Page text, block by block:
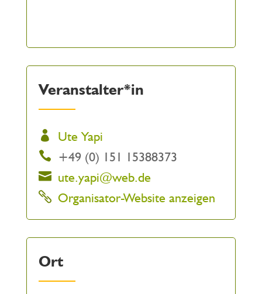
Veranstalter*in
Ute Yapi
+49 (0) 151 15388373
ute.yapi@web.de
Organisator-Website anzeigen
Ort